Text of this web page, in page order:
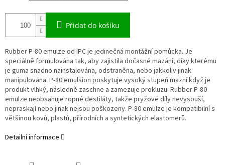
Přidat do košíku
Rubber P-80 emulze od IPC je jedinečná montážní pomůcka. Je
speciálně formulována tak, aby zajistila dočasné mazání, díky kterému
je guma snadno nainstalována, odstraněna, nebo jakkoliv jinak
manipulována. P-80 emulsion poskytuje vysoký stupeň mazní když je
produkt vlhký, následně zaschne a zamezuje prokluzu. Rubber P-80
emulze neobsahuje ropné destiláty, takže pryžové díly nevysouší,
nepraskají nebo jinak nejsou poškozeny. P-80 emulze je kompatibilní s
většinou kovů, plastů, přírodních a syntetických elastomerů.
Detailní informace